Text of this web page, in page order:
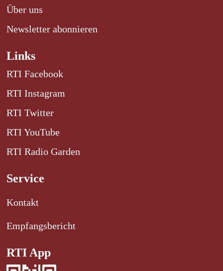
Über uns
Newsletter abonnieren
Links
RTI Facebook
RTI Instagram
RTI Twitter
RTI YouTube
RTI Radio Garden
Service
Kontakt
Empfangsbericht
RTI App